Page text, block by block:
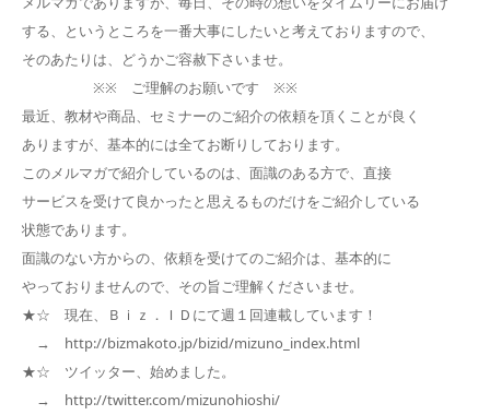
する、というところを一番大事にしたいと考えておりますので、
そのあたりは、どうかご容赦下さいませ。
※※ ご理解のお願いです ※※
最近、教材や商品、セミナーのご紹介の依頼を頂くことが良く
ありますが、基本的には全てお断りしております。
このメルマガで紹介しているのは、面識のある方で、直接
サービスを受けて良かったと思えるものだけをご紹介している
状態であります。
面識のない方からの、依頼を受けてのご紹介は、基本的に
やっておりませんので、その旨ご理解くださいませ。
★☆ 現在、Ｂｉｚ．ＩＤにて週１回連載しています！
→ http://bizmakoto.jp/bizid/mizuno_index.html
★☆ ツイッター、始めました。
→ http://twitter.com/mizunohioshi/